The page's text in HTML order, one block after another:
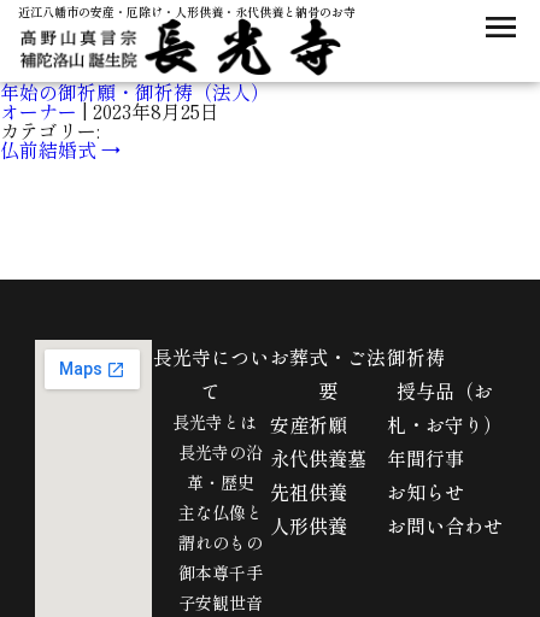
近江八幡市の安産・厄除け・人形供養・永代供養と納骨のお寺
年始の御祈願・御祈祷（法人）
オーナー |2023年8月25日
カテゴリー:
仏前結婚式 →
長光寺につい
て
長光寺とは
長光寺の沿
革・歴史
主な仏像と
謂れのもの
御本尊千手
子安観世音
お葬式・ご法
要
安産祈願
永代供養墓
先祖供養
人形供養
御祈祷
授与品（お
札・お守り）
年間行事
お知らせ
お問い合わせ